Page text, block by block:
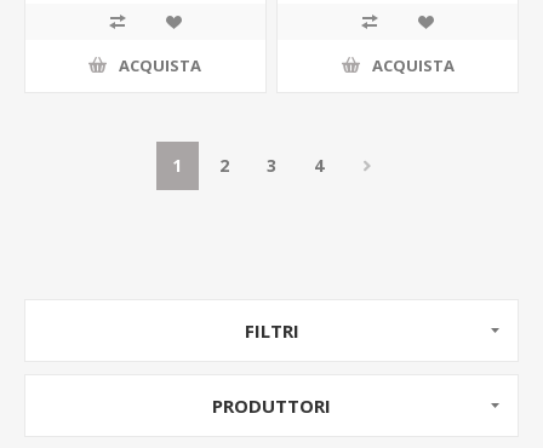
ACQUISTA ACQUISTA
1 2 3 4
FILTRI
PRODUTTORI